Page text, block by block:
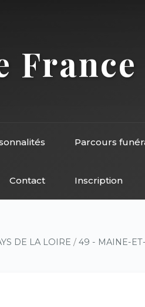
Parcours
Contact Inscription
DE LA LOIRE / 49 - MAINE-